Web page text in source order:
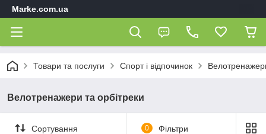
Marke.com.ua
Товари та послуги Спорт і відпочинок
Велотренажери та орбітреки
Сортування 0 Фільтри